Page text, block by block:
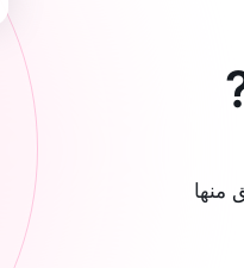
منها